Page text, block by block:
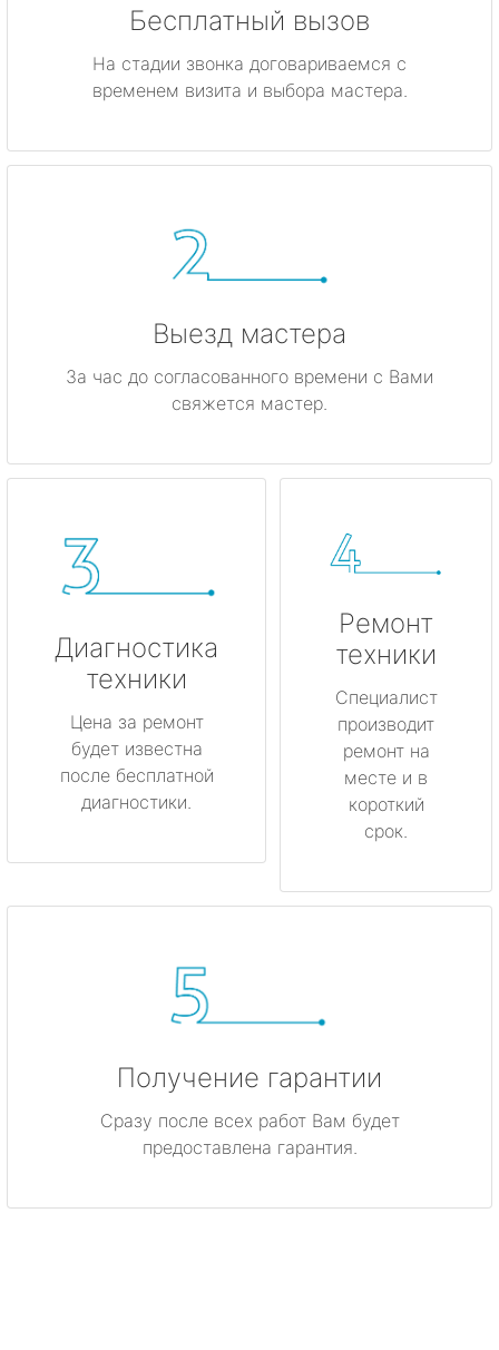
Бесплатный вызов
На стадии звонка договариваемся с
временем визита и выбора мастера.
Выезд мастера
За час до согласованного времени с Вами
свяжется мастер.
Диагностика
техники
Цена за ремонт
будет известна
после бесплатной
диагностики.
Ремонт
техники
Специалист
производит
ремонт на
месте и в
короткий
срок.
Получение гарантии
Сразу после всех работ Вам будет
предоставлена гарантия.